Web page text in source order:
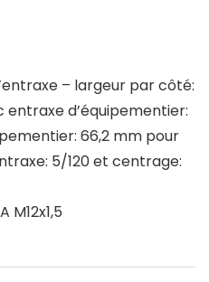
– largeur par côté:
entraxe d’équipementier:
66,2 mm pour
5/120 et centrage: